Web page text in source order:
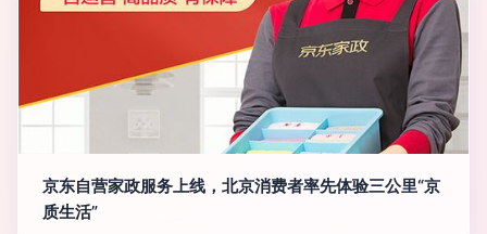
京东自营家政服务上线，北京消费者率先体验三公里“京
质生活”